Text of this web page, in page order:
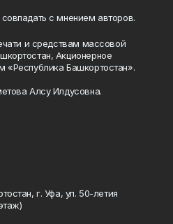
с мнением авторов.
и средствам массовой
Акционерное
«Республика Башкортостан».
Алсу Илдусовна.
г. Уфа, ул. 50-летия